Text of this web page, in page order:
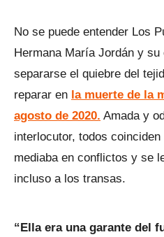
No se puede entender Los
Hermana María Jordán y su
separarse el quiebre del
reparar en la muerte de la
agosto de 2020. Amada y
interlocutor, todos
mediaba en conflictos y se
incluso a los transas.
“Ella era una garante del